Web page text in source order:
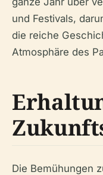
und Festivals,
die reiche
Atmosphäre des
Die Bemühungen